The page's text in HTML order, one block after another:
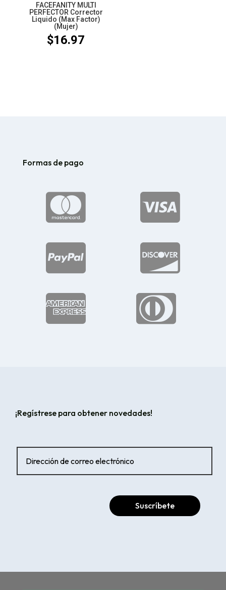
FACEFANITY MULTI
PERFECTOR Corrector
Liquido (Max Factor)
(Mujer)
$16.97
Formas de pago






¡Regístrese para obtener novedades!
Suscríbete